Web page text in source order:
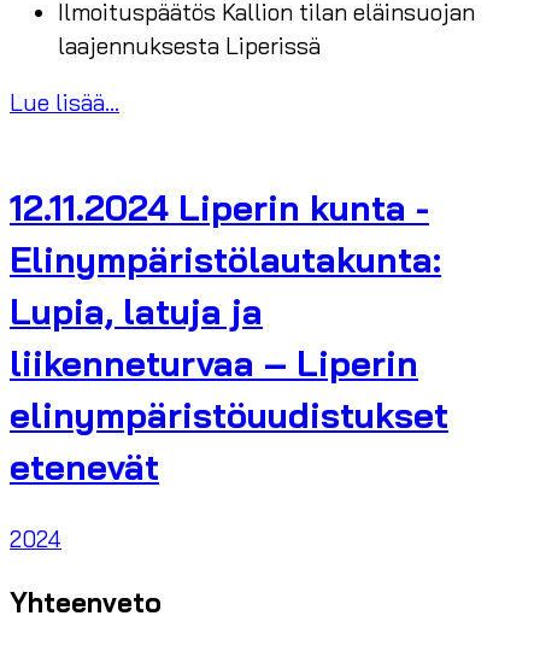
Ilmoituspäätös Kallion tilan eläinsuojan
laajennuksesta Liperissä
Lue lisää...
12.11.2024 Liperin kunta -
Elinympäristölautakunta:
Lupia, latuja ja
liikenneturvaa – Liperin
elinympäristöuudistukset
etenevät
2024
Yhteenveto